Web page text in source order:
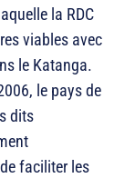
la RDC
viables avec
le Katanga.
le pays de
dits
faciliter les